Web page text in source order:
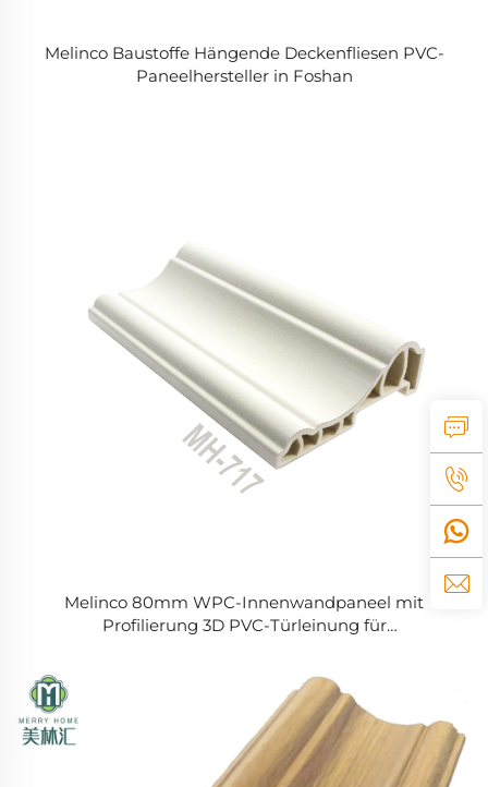
Melinco Baustoffe Hängende Deckenfliesen PVC-
Paneelhersteller in Foshan
Melinco 80mm WPC-Innenwandpaneel mit
Profilierung 3D PVC-Türleinung für